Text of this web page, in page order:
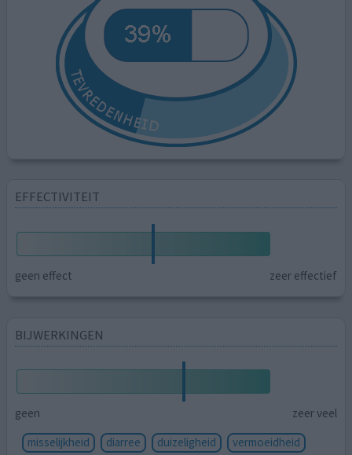
EFFECTIVITEIT
geen effect zeer effectief
BIJWERKINGEN
geen
zeer veel
misselijkheid
diarree duizeligheid
vermoeidheid